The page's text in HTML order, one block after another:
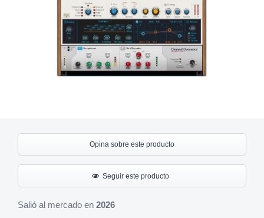
Opina sobre este producto
Seguir este producto
Salió al mercado en 2026